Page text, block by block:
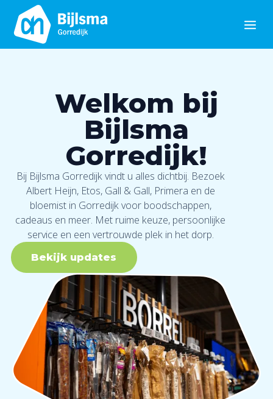
Welkom bij
Bijlsma
Gorredijk!
Bij Bijlsma Gorredijk vindt u alles dichtbij. Bezoek
Albert Heijn, Etos, Gall & Gall, Primera en de
bloemist in Gorredijk voor boodschappen,
cadeaus en meer. Met ruime keuze, persoonlijke
service en een vertrouwde plek in het dorp.
Bekijk updates